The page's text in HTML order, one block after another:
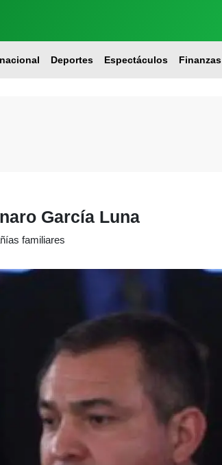
Deportes Espectáculos Finanzas
García Luna
familiares